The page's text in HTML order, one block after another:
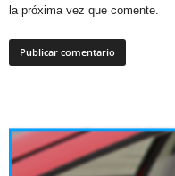
la próxima vez que comente.